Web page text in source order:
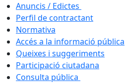
Anuncis / Edictes
Perfil de contractant
Normativa
Accés a la informació pública
Queixes i suggeriments
Participació ciutadana
Consulta pública